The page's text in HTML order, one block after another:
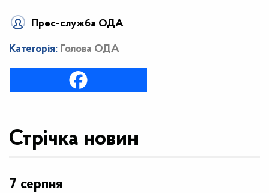
Прес-служба ОДА
Категорія: Голова ОДА
Стрічка новин
7 серпня